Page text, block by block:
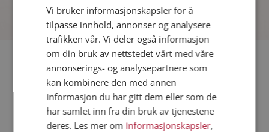
Fler single
Date menn i Norge
Date kvinner i Norge
Vi bruker informasjonskapsler for å
tilpasse innhold, annonser og analysere
trafikken vår. Vi deler også informasjon
om din bruk av nettstedet vårt med våre
annonserings- og analysepartnere som
kan kombinere den med annen
informasjon du har gitt dem eller som de
har samlet inn fra din bruk av tjenestene
deres. Les mer om informasjonskapsler,